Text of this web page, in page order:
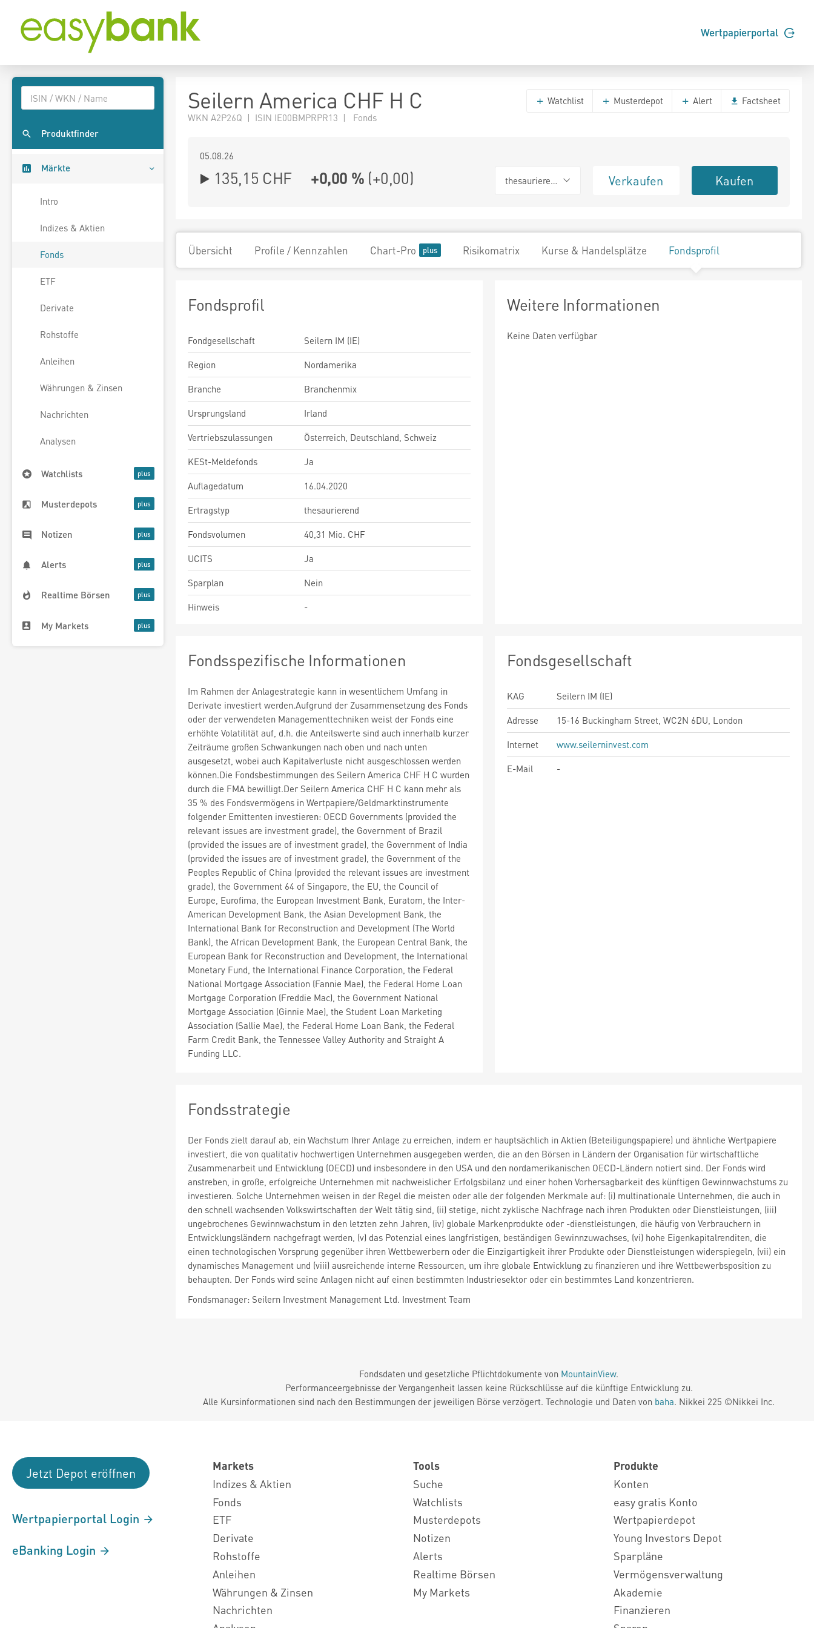
Wertpapierportal
Produktfinder
Märkte
Intro
Indizes & Aktien
Fonds
ETF
Derivate
Rohstoffe
Anleihen
Währungen & Zinsen
Nachrichten
Analysen
Watchlists
Musterdepots
Notizen
Alerts
Realtime Börsen
My Markets
Seilern America CHF H C
WKN A2P26Q | ISIN IE00BMPRPR13 | Fonds
Watchlist Musterdepot Alert Factsheet
05.08.26
135,15 CHF +0,00 % (+0,00) thesaurierend Verkaufen Kaufen
Übersicht Profile / Kennzahlen Chart-Pro Risikomatrix Kurse & Handelsplätze Fondsprofil
Fondsprofil
Fondgesellschaft
Seilern IM (IE)
Region
Nordamerika
Branche
Branchenmix
Ursprungsland
Irland
Vertriebszulassungen
Österreich, Deutschland, Schweiz
KESt-Meldefonds
Ja
Auflagedatum
16.04.2020
Ertragstyp
thesaurierend
Fondsvolumen
40,31 Mio. CHF
UCITS
Ja
Sparplan
Nein
Hinweis
-
Weitere Informationen
Keine Daten verfügbar
Fondsspezifische Informationen
Im Rahmen der Anlagestrategie kann in wesentlichem Umfang in
Derivate investiert werden.Aufgrund der Zusammensetzung des Fonds
oder der verwendeten Managementtechniken weist der Fonds eine
erhöhte Volatilität auf, d.h. die Anteilswerte sind auch innerhalb kurzer
Zeiträume großen Schwankungen nach oben und nach unten
ausgesetzt, wobei auch Kapitalverluste nicht ausgeschlossen werden
können.Die Fondsbestimmungen des Seilern America CHF H C wurden
durch die FMA bewilligt.Der Seilern America CHF H C kann mehr als
35 % des Fondsvermögens in Wertpapiere/Geldmarktinstrumente
folgender Emittenten investieren: OECD Governments (provided the
relevant issues are investment grade), the Government of Brazil
(provided the issues are of investment grade), the Government of India
(provided the issues are of investment grade), the Government of the
Peoples Republic of China (provided the relevant issues are investment
grade), the Government 64 of Singapore, the EU, the Council of
Europe, Eurofima, the European Investment Bank, Euratom, the Inter-
American Development Bank, the Asian Development Bank, the
International Bank for Reconstruction and Development (The World
Bank), the African Development Bank, the European Central Bank, the
European Bank for Reconstruction and Development, the International
Monetary Fund, the International Finance Corporation, the Federal
National Mortgage Association (Fannie Mae), the Federal Home Loan
Mortgage Corporation (Freddie Mac), the Government National
Mortgage Association (Ginnie Mae), the Student Loan Marketing
Association (Sallie Mae), the Federal Home Loan Bank, the Federal
Farm Credit Bank, the Tennessee Valley Authority and Straight A
Funding LLC.
Fondsgesellschaft
KAG
Seilern IM (IE)
Adresse
15-16 Buckingham Street, WC2N 6DU, London
Internet
www.seilerninvest.com
E-Mail
-
Fondsstrategie
Der Fonds zielt darauf ab, ein Wachstum Ihrer Anlage zu erreichen, indem er hauptsächlich in Aktien (Beteiligungspapiere) und ähnliche Wertpapiere
investiert, die von qualitativ hochwertigen Unternehmen ausgegeben werden, die an den Börsen in Ländern der Organisation für wirtschaftliche
Zusammenarbeit und Entwicklung (OECD) und insbesondere in den USA und den nordamerikanischen OECD-Ländern notiert sind. Der Fonds wird
anstreben, in große, erfolgreiche Unternehmen mit nachweislicher Erfolgsbilanz und einer hohen Vorhersagbarkeit des künftigen Gewinnwachstums zu
investieren. Solche Unternehmen weisen in der Regel die meisten oder alle der folgenden Merkmale auf: (i) multinationale Unternehmen, die auch in
den schnell wachsenden Volkswirtschaften der Welt tätig sind, (ii) stetige, nicht zyklische Nachfrage nach ihren Produkten oder Dienstleistungen, (iii)
ungebrochenes Gewinnwachstum in den letzten zehn Jahren, (iv) globale Markenprodukte oder -dienstleistungen, die häufig von Verbrauchern in
Entwicklungsländern nachgefragt werden, (v) das Potenzial eines langfristigen, beständigen Gewinnzuwachses, (vi) hohe Eigenkapitalrenditen, die
einen technologischen Vorsprung gegenüber ihren Wettbewerbern oder die Einzigartigkeit ihrer Produkte oder Dienstleistungen widerspiegeln, (vii) ein
dynamisches Management und (viii) ausreichende interne Ressourcen, um ihre globale Entwicklung zu finanzieren und ihre Wettbewerbsposition zu
behaupten. Der Fonds wird seine Anlagen nicht auf einen bestimmten Industriesektor oder ein bestimmtes Land konzentrieren.
Fondsmanager: Seilern Investment Management Ltd. Investment Team
Fondsdaten und gesetzliche Pflichtdokumente von MountainView.
Performanceergebnisse der Vergangenheit lassen keine Rückschlüsse auf die künftige Entwicklung zu.
Alle Kursinformationen sind nach den Bestimmungen der jeweiligen Börse verzögert. Technologie und Daten von baha. Nikkei 225 ©Nikkei Inc.
Jetzt Depot eröffnen
Wertpapierportal Login
eBanking Login
Markets
Indizes & Aktien
Fonds
ETF
Derivate
Rohstoffe
Anleihen
Währungen & Zinsen
Nachrichten
Tools
Suche
Watchlists
Musterdepots
Notizen
Alerts
Realtime Börsen
My Markets
Produkte
Konten
easy gratis Konto
Wertpapierdepot
Young Investors Depot
Sparpläne
Vermögensverwaltung
Akademie
Finanzieren